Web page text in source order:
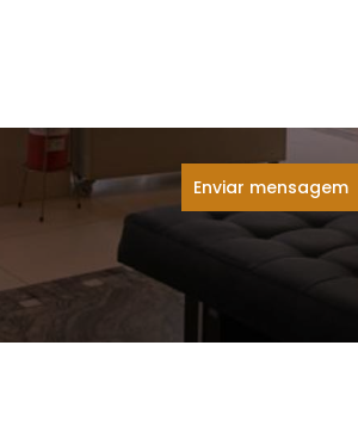
Enviar mensagem